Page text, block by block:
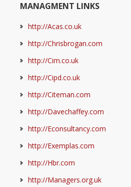
MANAGMENT LINKS
http://Acas.co.uk
http://Chrisbrogan.com
http://Cim.co.uk
http://Cipd.co.uk
http://Citeman.com
http://Davechaffey.com
http://Econsultancy.com
http://Exemplas.com
http://Hbr.com
http://Managers.org.uk